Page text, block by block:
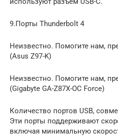
9.Порты Thunderbolt 4
Неизвестно. Помогите нам,
(Asus Z97-K)
Неизвестно. Помогите нам,
(Gigabyte GA-Z87X-OC Force)
Количество портов USB,
Эти порты поддерживают
включая минимальную